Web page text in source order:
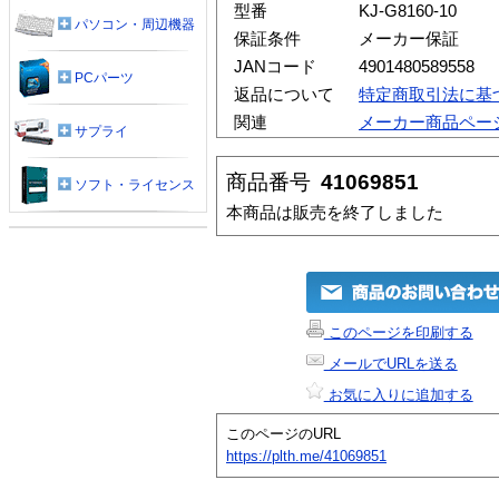
型番
KJ-G8160-10
保証条件
メーカー保証
JANコード
4901480589558
返品について
特定商取引法に基
関連
メーカー商品ペー
商品番号 41069851
本商品は販売を終了しました
このページを印刷する
メールでURLを送る
お気に入りに追加する
このページのURL
https://plth.me/41069851
パソコン・周辺機器
PCパーツ
サプライ
ソフト・ライセンス